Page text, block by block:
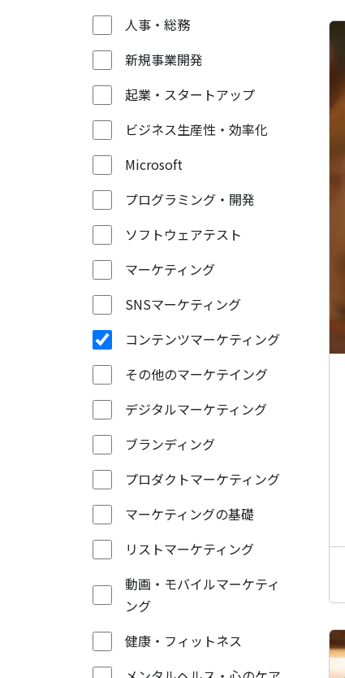
人事・総務
新規事業開発
起業・スタートアップ
ビジネス生産性・効率化
Microsoft
プログラミング・開発
ソフトウェアテスト
マーケティング
SNSマーケティング
コンテンツマーケティング
その他のマーケテイング
デジタルマーケティング
ブランディング
プロダクトマーケティング
マーケティングの基礎
リストマーケティング
動画・モバイルマーケティ
ング
健康・フィットネス